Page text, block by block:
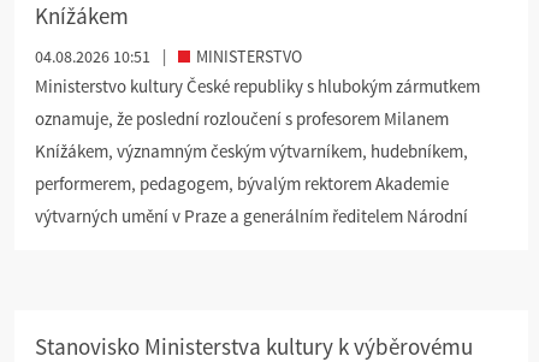
Knížákem
04.08.2026 10:51 | MINISTERSTVO
Ministerstvo kultury České republiky s hlubokým zármutkem
oznamuje, že poslední rozloučení s profesorem Milanem
Knížákem, významným českým výtvarníkem, hudebníkem,
performerem, pedagogem, bývalým rektorem Akademie
výtvarných umění v Praze a generálním ředitelem Národní
Stanovisko Ministerstva kultury k výběrovému